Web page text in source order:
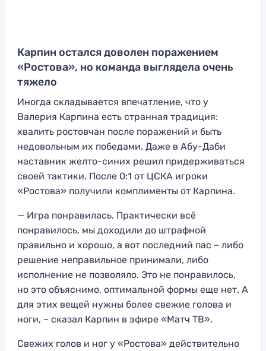
Карпин остался доволен поражением
«Ростова», но команда выглядела очень
тяжело
Иногда складывается впечатление, что у
Валерия Карпина есть странная традиция:
хвалить ростовчан после поражений и быть
недовольным их победами. Даже в Абу-Даби
наставник желто-синих решил придерживаться
своей тактики. После 0:1 от ЦСКА игроки
«Ростова» получили комплименты от Карпина.
— Игра понравилась. Практически всё
понравилось, мы доходили до штрафной
правильно и хорошо, а вот последний пас – либо
решение неправильное принимали, либо
исполнение не позволяло. Это не понравилось,
но это объяснимо, оптимальной формы еще нет. А
для этих вещей нужны более свежие голова и
ноги, – сказал Карпин в эфире «Матч ТВ».
Свежих голов и ног у «Ростова» действительно